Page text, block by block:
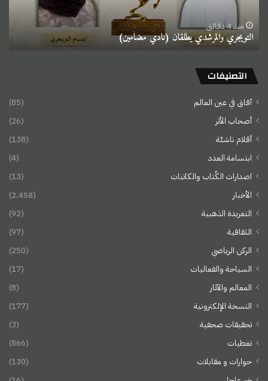
منذ 4 دقائق
التويجري والمرشدي يطلقان (نادي مضامين)
التصنيفات
آفاق في عين العالم
(85)
أصحاب الأثر
(26)
أقلام ناشئة
(138)
ابتسامة العدد
(4)
اصدارات الكُتاب والكاتبات
(13)
الأخبار
(2٬458)
التغريدة الذهبية
(92)
الثقافية
(97)
الركن الرياضي
(250)
السياحة والفعاليات
(17)
المعالم والآثار
(8)
النسخة الإلكترونية
(177)
تحقيقات صحفية
(3)
تغطيات
(866)
حوارات و مقابلات
(130)